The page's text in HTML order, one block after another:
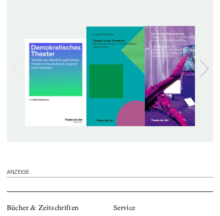
ANZEIGE
Bücher & Zeitschriften Service